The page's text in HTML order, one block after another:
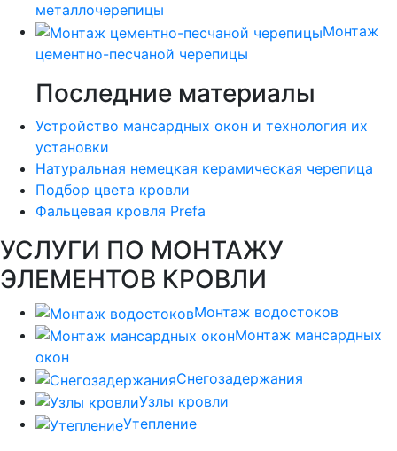
металлочерепицы
Монтаж
цементно-песчаной черепицы
Последние материалы
Устройство мансардных окон и технология их
установки
Натуральная немецкая керамическая черепица
Подбор цвета кровли
Фальцевая кровля Prefa
УСЛУГИ ПО МОНТАЖУ
ЭЛЕМЕНТОВ КРОВЛИ
Монтаж водостоков
Монтаж мансардных
окон
Снегозадержания
Узлы кровли
Утепление